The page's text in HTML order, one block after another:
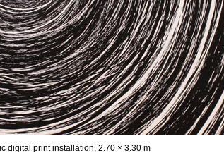
digital print installation, 2.70 × 3.30 m